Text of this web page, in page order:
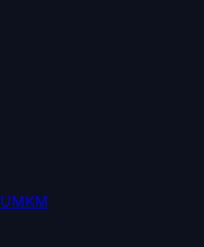
UMKM